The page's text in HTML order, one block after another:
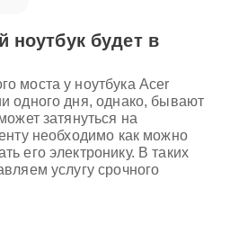
ноутбук будет в
моста у ноутбука Acer
одного дня, однако, бывают
затянуться на
необходимо как можно
его электронику. В таких
услугу срочного